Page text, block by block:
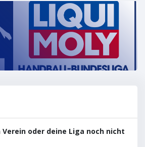
oder deine Liga noch nicht